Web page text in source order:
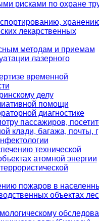
рисками по охране
лекарственных
методам и приемам
лазерного
временной
делу
помощи
диагностике
пассажиров,
клади, багажа, почты,
технической
атомной энергии
пожаров в
объектах